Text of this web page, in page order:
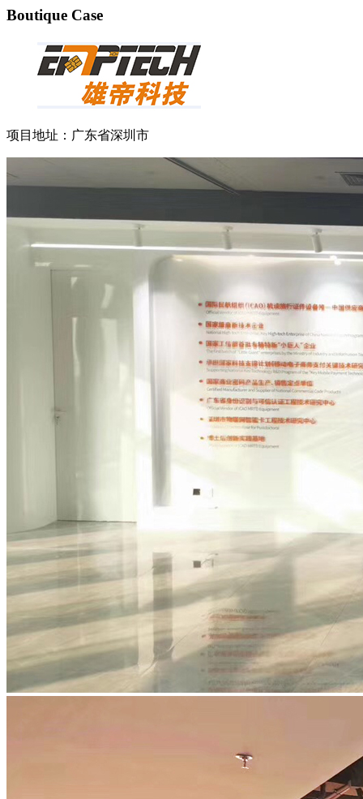
Boutique Case
项目地址：广东省深圳市